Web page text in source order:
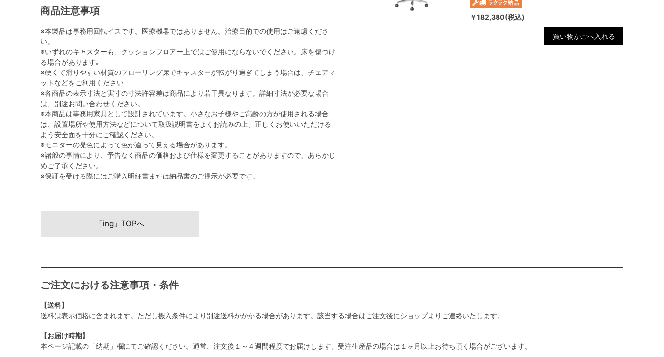
商品注意事項
※本製品は事務用回転イスです。医療機器ではありません。治療目的での使用はご遠慮くださ
い。
※いずれのキャスターも、クッションフロアー上ではご使用にならないでください。床を傷つけ
る場合があります｡
※硬くて滑りやすい材質のフローリング床でキャスターが転がり過ぎてしまう場合は、チェアマ
ットなどをご利用ください
※各商品の表示寸法と実寸の寸法許容差は商品により若干異なります。詳細寸法が必要な場合
は、別途お問い合わせください。
※本商品は事務用家具として設計されています。小さなお子様やご高齢の方が使用される場合
は、設置場所や使用方法などについて取扱説明書をよくお読みの上、正しくお使いいただける
よう安全面を十分にご確認ください。
※モニターの発色によって色が違って見える場合があります。
※諸般の事情により、予告なく商品の価格および仕様を変更することがありますので、あらかじ
めご了承ください。
※保証を受ける際にはご購入明細書または納品書のご提示が必要です。
￥182,380(税込)
買い物かごへ入れる
「ing」TOPへ
ご注文における注意事項・条件
【送料】
送料は表示価格に含まれます。ただし搬入条件により別途送料がかかる場合があります。該当する場合はご注文後にショップよりご連絡いたします。
【お届け時期】
本ページ記載の「納期」欄にてご確認ください。通常、注文後１～４週間程度でお届けします。受注生産品の場合は１ヶ月以上お待ち頂く場合がございます。